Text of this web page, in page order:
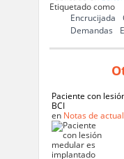
Etiquetado como
Encrucijada
Demandas
Paciente con
BCI
en Notas de